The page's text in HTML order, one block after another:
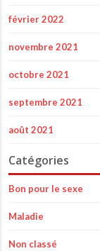
février 2022
novembre 2021
octobre 2021
septembre 2021
août 2021
Catégories
Bon pour le sexe
Maladie
Non classé